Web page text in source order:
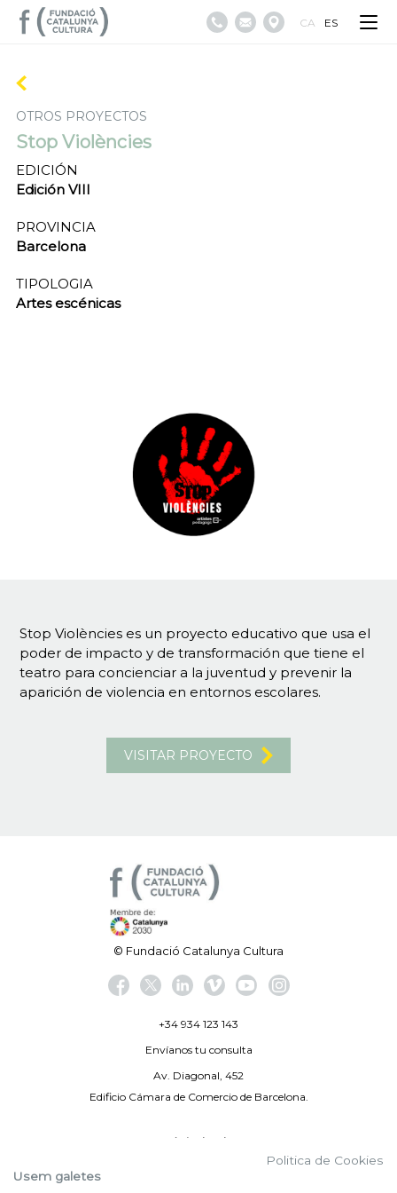
CA ES
OTROS PROYECTOS
Stop Violències
EDICIÓN
Edición VIII
PROVINCIA
Barcelona
TIPOLOGIA
Artes escénicas
Stop Violències es un proyecto educativo que usa el
poder de impacto y de transformación que tiene el
teatro para concienciar a la juventud y prevenir la
aparición de violencia en entornos escolares.
VISITAR PROYECTO
© Fundació Catalunya Cultura
+34 934 123 143
Envíanos tu consulta
Av. Diagonal, 452
Edificio Cámara de Comercio de Barcelona.
Aviso legal
Politica de Cookies
Usem galetes